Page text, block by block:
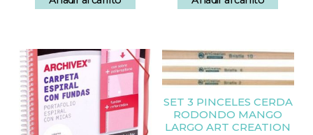
SET 3 PINCELES CERDA
RODONDO MANGO
LARGO ART CREATION